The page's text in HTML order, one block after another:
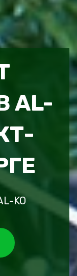
AL-
KO